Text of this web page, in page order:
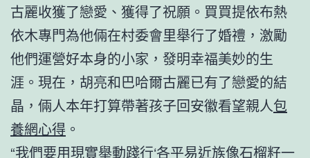
古麗收獲了戀愛、獲得了祝願。買買提依布熱
依木專門為他倆在村委會里舉行了婚禮，激勵
他們運營好本身的小家，發明幸福美妙的生
涯。現在，胡亮和巴哈爾古麗已有了戀愛的結
晶，倆人本年打算帶著孩子回安徽看望親人包
養網心得 。
“我們要用現實舉動踐行‘各平易近族像石榴籽一